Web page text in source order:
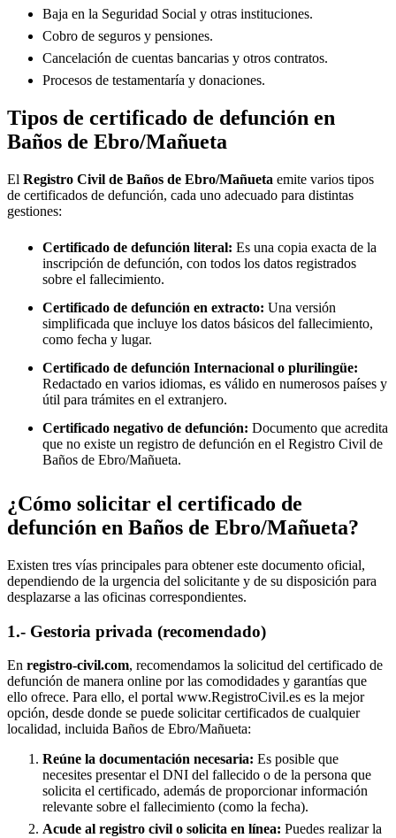
Baja en la Seguridad Social y otras instituciones.
Cobro de seguros y pensiones.
Cancelación de cuentas bancarias y otros contratos.
Procesos de testamentaría y donaciones.
Tipos de certificado de defunción en
Baños de Ebro/Mañueta
El Registro Civil de Baños de Ebro/Mañueta emite varios tipos
de certificados de defunción, cada uno adecuado para distintas
gestiones:
Certificado de defunción literal: Es una copia exacta de la
inscripción de defunción, con todos los datos registrados
sobre el fallecimiento.
Certificado de defunción en extracto: Una versión
simplificada que incluye los datos básicos del fallecimiento,
como fecha y lugar.
Certificado de defunción Internacional o plurilingüe:
Redactado en varios idiomas, es válido en numerosos países y
útil para trámites en el extranjero.
Certificado negativo de defunción: Documento que acredita
que no existe un registro de defunción en el Registro Civil de
Baños de Ebro/Mañueta.
¿Cómo solicitar el certificado de
defunción en Baños de Ebro/Mañueta?
Existen tres vías principales para obtener este documento oficial,
dependiendo de la urgencia del solicitante y de su disposición para
desplazarse a las oficinas correspondientes.
1.- Gestoria privada (recomendado)
En registro-civil.com, recomendamos la solicitud del certificado de
defunción de manera online por las comodidades y garantías que
ello ofrece. Para ello, el portal www.RegistroCivil.es es la mejor
opción, desde donde se puede solicitar certificados de cualquier
localidad, incluida Baños de Ebro/Mañueta:
Reúne la documentación necesaria: Es posible que
necesites presentar el DNI del fallecido o de la persona que
solicita el certificado, además de proporcionar información
relevante sobre el fallecimiento (como la fecha).
Acude al registro civil o solicita en línea: Puedes realizar la